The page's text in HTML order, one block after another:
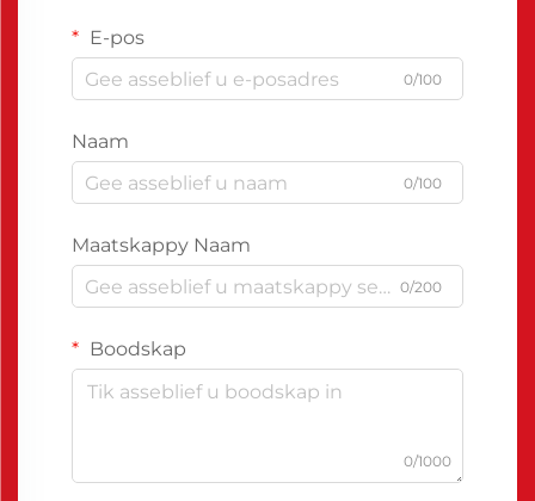
E-pos
0/100
Naam
0/100
Maatskappy Naam
0/200
Boodskap
0/1000